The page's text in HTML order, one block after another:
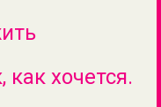
как хочется.